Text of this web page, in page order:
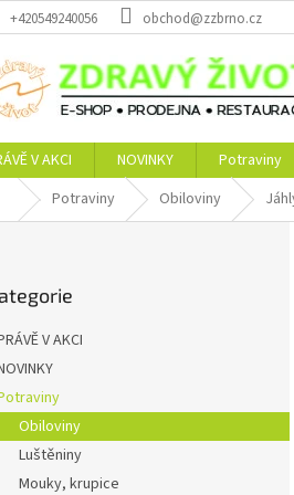
+420549240056 obchod@zzbrno.cz
V AKCI NOVINKY Potraviny
Domů Potraviny Obiloviny
V AKCI
Obiloviny
Luštěniny
Mouky, krupice